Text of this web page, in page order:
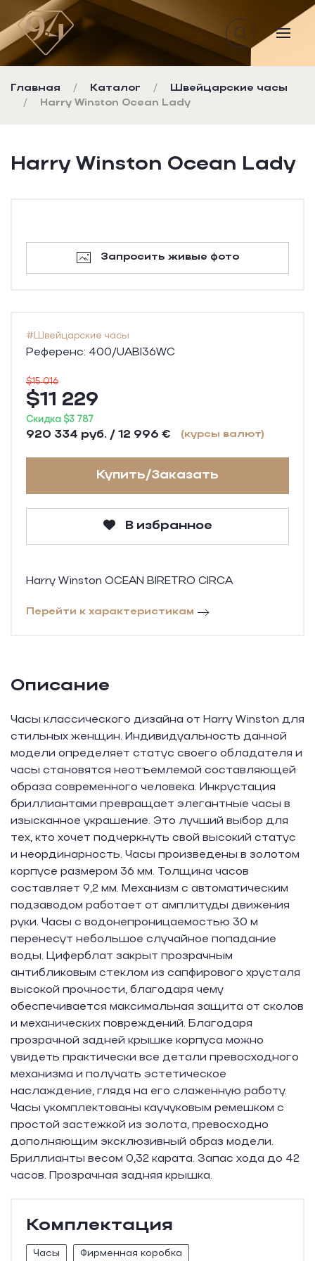
Перейти к содержимому
Главная Каталог
Швейцарские часы
Harry Winston Ocean Lady
Harry Winston Ocean Lady
Запросить живые фото
#Швейцарские часы
Референс: 400/UABI36WC
$15 016
$11 229
Скидка $3 787
920 334 руб. / 12 996 € (курсы валют)
Купить/Заказать
В избранное
Harry Winston OCEAN BIRETRO CIRCA
Перейти к характеристикам
Описание
Часы классического дизайна от Harry Winston для
стильных женщин. Индивидуальность данной
модели определяет статус своего обладателя и
часы становятся неотъемлемой составляющей
образа современного человека. Инкрустация
бриллиантами превращает элегантные часы в
изысканное украшение. Это лучший выбор для
тех, кто хочет подчеркнуть свой высокий статус
и неординарность. Часы произведены в золотом
корпусе размером 36 мм. Толщина часов
составляет 9,2 мм. Механизм с автоматическим
подзаводом работает от амплитуды движения
руки. Часы с водонепроницаемостью 30 м
перенесут небольшое случайное попадание
воды. Циферблат закрыт прозрачным
антибликовым стеклом из сапфирового хрусталя
высокой прочности, благодаря чему
обеспечивается максимальная защита от сколов
и механических повреждений. Благодаря
прозрачной задней крышке корпуса можно
увидеть практически все детали превосходного
механизма и получать эстетическое
наслаждение, глядя на его слаженную работу.
Часы укомплектованы каучуковым ремешком с
простой застежкой из золота, превосходно
дополняющим эксклюзивный образ модели.
Бриллианты весом 0,32 карата. Запас хода до 42
часов. Прозрачная задняя крышка.
Комплектация
Часы Фирменная коробка